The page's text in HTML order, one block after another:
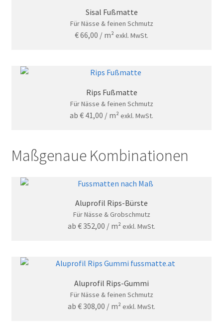
Sisal Fußmatte
Für Nässe & feinen Schmutz
€66,00 / m² exkl. MwSt.
Rips Fußmatte
Für Nässe & feinen Schmutz
ab € 41,00 / m² exkl. MwSt.
Maßgenaue Kombinationen
Aluprofil Rips-Bürste
Für Nässe & Grobschmutz
ab € 352,00 / m² exkl. MwSt.
Aluprofil Rips-Gummi
Für Nässe & feinen Schmutz
ab € 308,00 / m² exkl. MwSt.